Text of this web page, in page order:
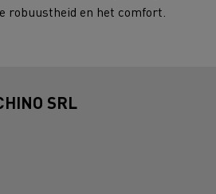
robuustheid en het comfort.
SRL